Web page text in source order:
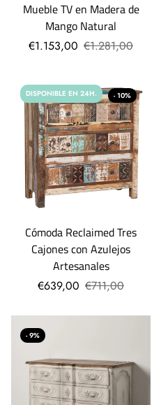
Mueble TV en Madera de
Mango Natural
€1.153,00 €1.281,00
DISPONIBLE EN 24H. - 10%
Cómoda Reclaimed Tres
Cajones con Azulejos
Artesanales
€639,00 €711,00
- 9%